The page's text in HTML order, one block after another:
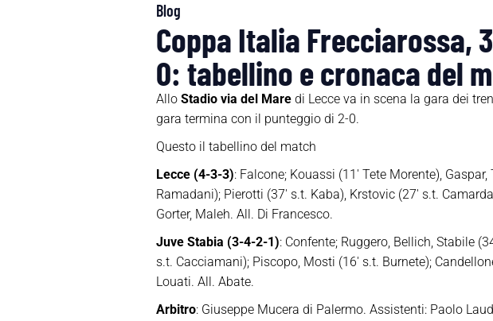
Blog
Coppa Italia Frecciarossa,
0: tabellino e cronaca del
Allo Stadio via del Maredi Lecce va in scena la gara dei
gara termina con il punteggio di 2-0.
Questo il tabellino del match
Lecce (4-3-3): Falcone; Kouassi (11′ Tete Morente),
Ramadani); Pierotti (37′ s.t. Kaba), Krstovic (27′ s.t.
Gorter, Maleh. All. Di Francesco.
Juve Stabia (3-4-2-1): Confente; Ruggero, Bellich, Stabile
s.t. Cacciamani); Piscopo, Mosti (16′ s.t. Burnete);
Louati. All. Abate.
Arbitro: Giuseppe Mucera di Palermo. Assistenti: Paolo